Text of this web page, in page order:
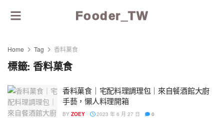
Fooder_TW
Home Tag 香料菓食
標籤:香料菓食
香料菓食｜宅配料理調理包｜來自餐酒館大廚
手藝，懶人料理開箱
BY ZOEY 2023 年 6 月 27 日 0